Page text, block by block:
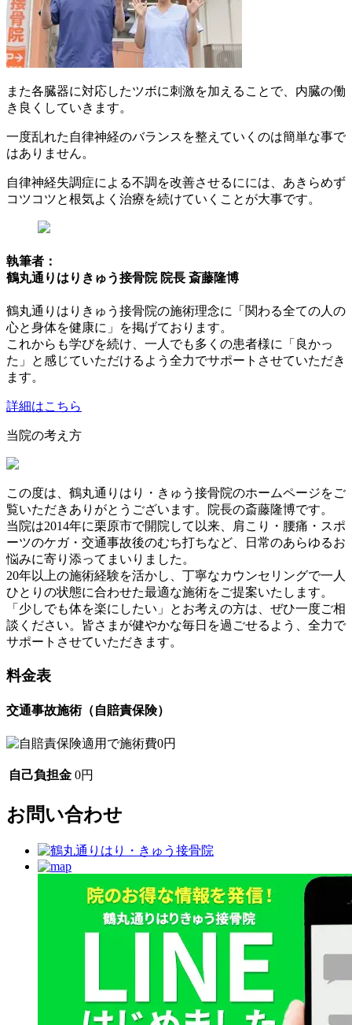
また各臓器に対応したツボに刺激を加えることで、内臓の働
き良くしていきます。
一度乱れた自律神経のバランスを整えていくのは簡単な事で
はありません。
自律神経失調症による不調を改善させるにには、あきらめず
コツコツと根気よく治療を続けていくことが大事です。
執筆者：
鶴丸通りはりきゅう接骨院 院長 斎藤隆博
鶴丸通りはりきゅう接骨院の施術理念に「関わる全ての人の
心と身体を健康に」を掲げております。
これからも学びを続け、一人でも多くの患者様に「良かっ
た」と感じていただけるよう全力でサポートさせていただき
ます。
詳細はこちら
当院の考え方
この度は、鶴丸通りはり・きゅう接骨院のホームページをご
覧いただきありがとうございます。院長の斎藤隆博です。
当院は2014年に栗原市で開院して以来、肩こり・腰痛・スポ
ーツのケガ・交通事故後のむち打ちなど、日常のあらゆるお
悩みに寄り添ってまいりました。
20年以上の施術経験を活かし、丁寧なカウンセリングで一人
ひとりの状態に合わせた最適な施術をご提案いたします。
「少しでも体を楽にしたい」とお考えの方は、ぜひ一度ご相
談ください。皆さまが健やかな毎日を過ごせるよう、全力で
サポートさせていただきます。
料金表
交通事故施術（自賠責保険）
自己負担金 0円
お問い合わせ